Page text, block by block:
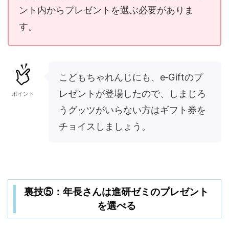
ント内からプレゼントを選ぶ必要がありま
す。
ポイント
こどもちゃれんじにも、e‐Giftのプ
レゼントが登場したので、しまじろ
うグッツがいらない方はギフト券を
チョイスしましょう。
裏技⑤：年長さんは進研ゼミのプレゼント
を選べる